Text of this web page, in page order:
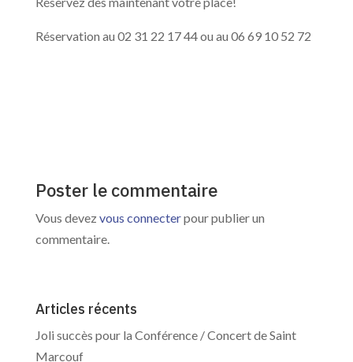
Réservation au 02 31 22 17 44 ou au 06 69 10 52 72
Poster le commentaire
Vous devezvous connecterpour publier un
commentaire.
Articles récents
Joli succès pour la Conférence / Concert de Saint
Marcouf